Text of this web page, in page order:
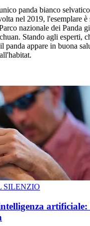
panda bianco
nel 2019, l'esemplare è
nazionale dei Panda
Stando agli esperti,
panda appare in buona
SILENZIO
artificiale: